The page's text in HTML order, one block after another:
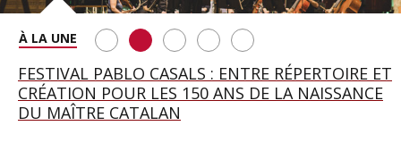
SAINT FRANÇOIS D’ASSISE À SALZBOURG, UNE
SOIRÉE IMMENSE PORTÉE PAR ROMEO
CASTELLUCCI ET MAXIME PASCAL
FESTIVAL PABLO CASALS : ENTRE RÉPERTOIRE ET
CRÉATION POUR LES 150 ANS DE LA NAISSANCE
DU MAÎTRE CATALAN
A BAYREUTH, LE 150E ANNIVERSAIRE DU RING
WAGNÉRIEN GÉNÉRÉ PAR L’IA
BETSY JOLAS FÊTE SON CENTIÈME
ANNIVERSAIRE
GEORGE BENJAMIN : « MES PARENTS AVAIENT
CETTE EXIGENCE DE L’OBJET CISELÉ »